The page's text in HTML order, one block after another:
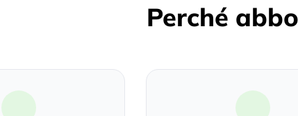
Perché